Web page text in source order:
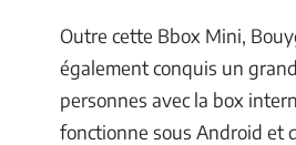
Outre cette Bbox Mini,
également conquis un
personnes avec la box
fonctionne sous Android et